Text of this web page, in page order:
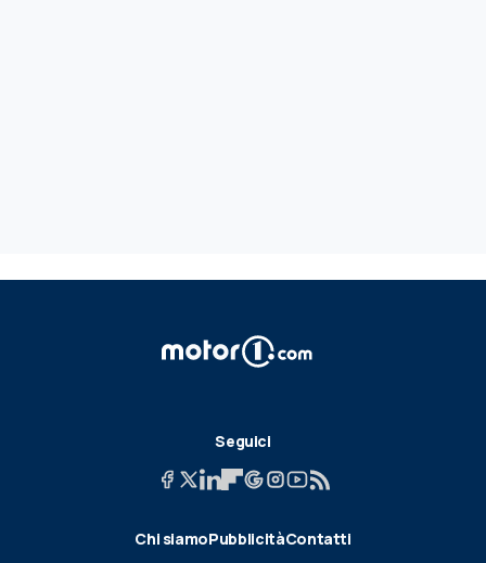
Seguici
Chi siamoPubblicitàContatti